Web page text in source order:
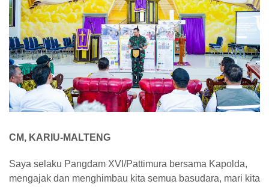
CM, KARIU-MALTENG
Saya selaku Pangdam XVI/Pattimura bersama Kapolda,
mengajak dan menghimbau kita semua basudara, mari kita